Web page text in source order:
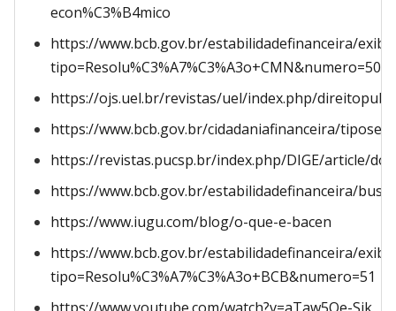
econ%C3%B4mico
https://www.bcb.gov.br/estabilidadefinanceira/
tipo=Resolu%C3%A7%C3%A3o+CMN&numero=5050
https://ojs.uel.br/revistas/uel/index.php/direitopub/
https://www.bcb.gov.br/cidadaniafinanceira/
https://revistas.pucsp.br/index.php/DIGE/article/
https://www.bcb.gov.br/estabilidadefinanceira/
https://www.iugu.com/blog/o-que-e-bacen
https://www.bcb.gov.br/estabilidadefinanceira/
tipo=Resolu%C3%A7%C3%A3o+BCB&numero=51